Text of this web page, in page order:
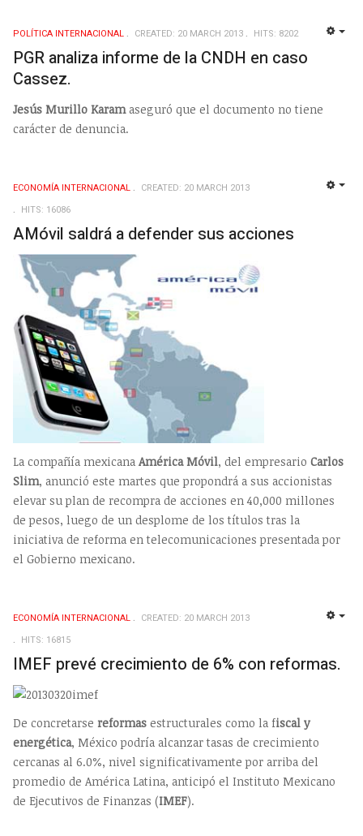
POLÍTICA INTERNACIONAL CREATED: 20 MARCH 2013 HITS: 8202
PGR analiza informe de la CNDH en caso
Cassez.
Jesús Murillo Karamaseguró que el documento no tiene
carácter de denuncia.
ECONOMÍA INTERNACIONAL
CREATED: 20 MARCH 2013
HITS: 16086
AMóvil saldrá a defender sus acciones
La compañía mexicana América Móvil, del empresario Carlos
Slim, anunció este martes que propondrá a sus accionistas
elevar su plan de recompra de acciones en 40,000 millones
de pesos, luego de un desplome de los títulos tras la
iniciativa de reforma en telecomunicaciones presentada por
el Gobierno mexicano.
ECONOMÍA INTERNACIONAL
CREATED: 20 MARCH 2013
HITS: 16815
IMEF prevé crecimiento de 6% con reformas.
De concretarse reformas estructurales como la fiscal y
energética, México podría alcanzar tasas de crecimiento
cercanas al 6.0%, nivel significativamente por arriba del
promedio de América Latina, anticipó el Instituto Mexicano
de Ejecutivos de Finanzas (IMEF).